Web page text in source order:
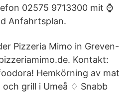
02575 9713300 mit ⌚
Anfahrtsplan.
Pizzeria Mimo in Greven-
Kontakt:
Hemkörning av mat
grill i Umeå ♢ Snabb